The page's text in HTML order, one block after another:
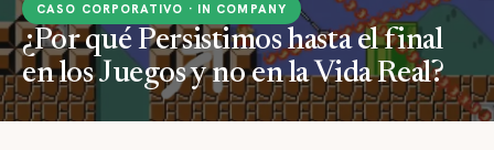
CASO CORPORATIVO · IN COMPANY
¿Por qué Persistimos hasta el final
en los Juegos y no en la Vida Real?